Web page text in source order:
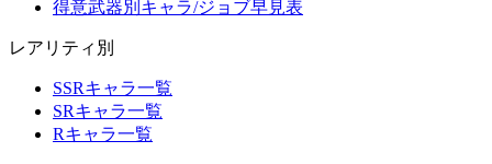
得意武器別キャラ/ジョブ早見表
レアリティ別
SSRキャラ一覧
SRキャラ一覧
Rキャラ一覧